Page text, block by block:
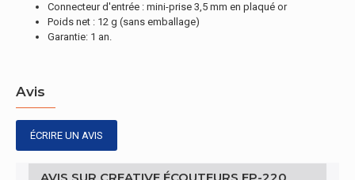
Connecteur d'entrée : mini-prise 3,5 mm en plaqué or
Poids net : 12 g (sans emballage)
Garantie: 1 an.
Avis
ÉCRIRE UN AVIS